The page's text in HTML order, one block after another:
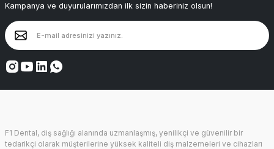
Kampanya ve duyurularımızdan ilk sizin haberiniz olsun!
F1 Dental, diş sağlığı alanında uzmanlaşmış, yenilikçi ve güvenilir bir
tedarikçi olarak müşterilerine yüksek kaliteli diş malzemeleri ve cihazları